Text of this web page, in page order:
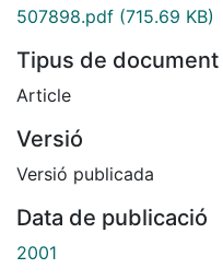
507898.pdf (715.69 KB)
Tipus de document
Article
Versió
Versió publicada
Data de publicació
2001